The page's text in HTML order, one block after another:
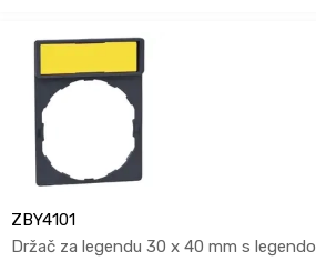
ZBY4101
Držač za legendu 30 x 40 mm s